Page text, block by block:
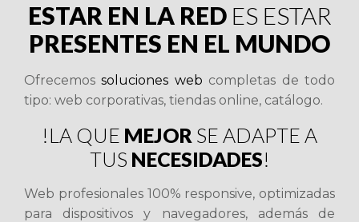
ESTAR EN LA REDES ESTAR
PRESENTES EN EL MUNDO
Ofrecemossoluciones web completas de todo
tipo: web corporativas, tiendas online, catálogo.
!LA QUE MEJOR SE ADAPTE A
TUS NECESIDADES!
Web profesionales 100% responsive, optimizadas
para dispositivos y navegadores, además de